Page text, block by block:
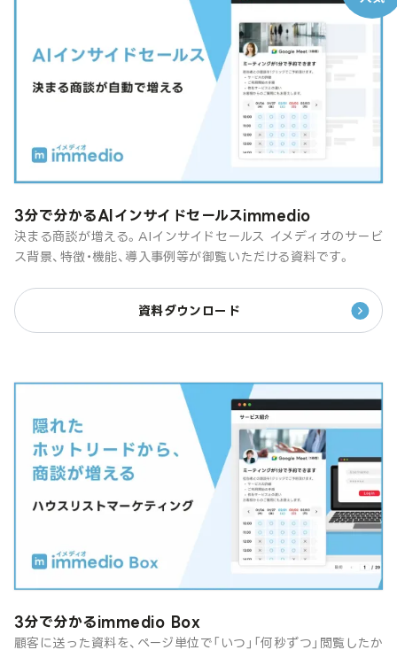
3分で分かるAIインサイドセールスimmedio
決まる商談が増える。AIインサイドセールス イメディオのサービ
ス背景、特徴・機能、導入事例等が御覧いただける資料です。
資料ダウンロード
3分で分かるimmedio Box
顧客に送った資料を、ページ単位で「いつ」「何秒ずつ」閲覧したか